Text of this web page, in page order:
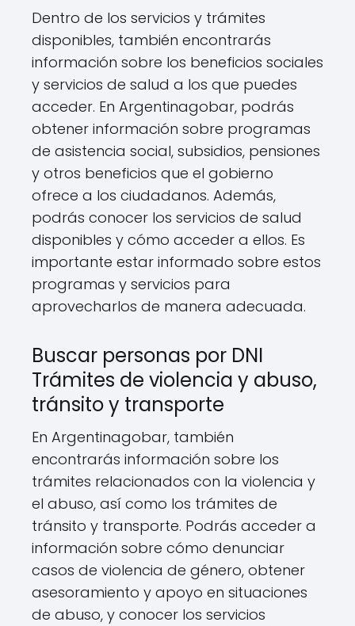
Dentro de los servicios y trámites
disponibles, también encontrarás
información sobre los beneficios sociales
y servicios de salud a los que puedes
acceder. En Argentinagobar, podrás
obtener información sobre programas
de asistencia social, subsidios, pensiones
y otros beneficios que el gobierno
ofrece a los ciudadanos. Además,
podrás conocer los servicios de salud
disponibles y cómo acceder a ellos. Es
importante estar informado sobre estos
programas y servicios para
aprovecharlos de manera adecuada.
Buscar personas por DNI
Trámites de violencia y abuso,
tránsito y transporte
En Argentinagobar, también
encontrarás información sobre los
trámites relacionados con la violencia y
el abuso, así como los trámites de
tránsito y transporte. Podrás acceder a
información sobre cómo denunciar
casos de violencia de género, obtener
asesoramiento y apoyo en situaciones
de abuso, y conocer los servicios